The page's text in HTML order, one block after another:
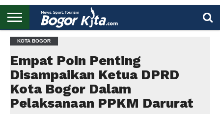
BOGOR
REGIONAL
NASIONAL
PENDIDIKAN
WISATA
OLAHRAGA
LAPORAN
PROFIL
KOTA BOGOR
Empat Poin Penting
Disampaikan Ketua DPRD
Kota Bogor Dalam
Pelaksanaan PPKM Darurat